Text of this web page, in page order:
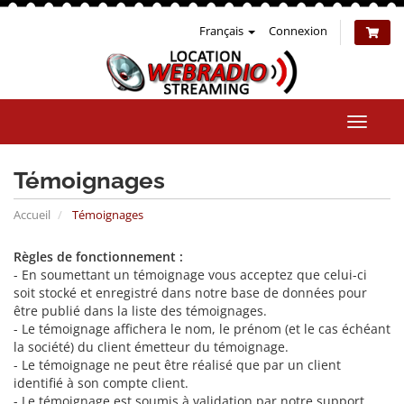
Français Connexion
la
Témoignages
Accueil Témoignages
Règles de fonctionnement :
- En soumettant un témoignage vous acceptez que celui-ci
soit stocké et enregistré dans notre base de données pour
être publié dans la liste des témoignages.
- Le témoignage affichera le nom, le prénom (et le cas échéant
la société) du client émetteur du témoignage.
- Le témoignage ne peut être réalisé que par un client
identifié à son compte client.